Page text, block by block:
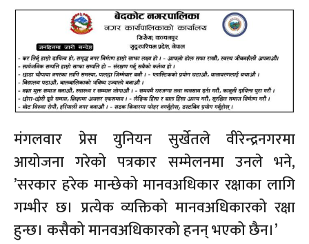
मंगलवार प्रेस युनियन सुर्खेतले वीरेन्द्रनगरमा
आयोजना गरेको पत्रकार सम्मेलनमा उनले भने,
’सरकार हरेक मान्छेको मानवअधिकार रक्षाका लागि
गम्भीर छ। प्रत्येक व्यक्तिको मानवअधिकारको रक्षा
हुन्छ। कसैको मानवअधिकारको हनन् भएको छैन।’